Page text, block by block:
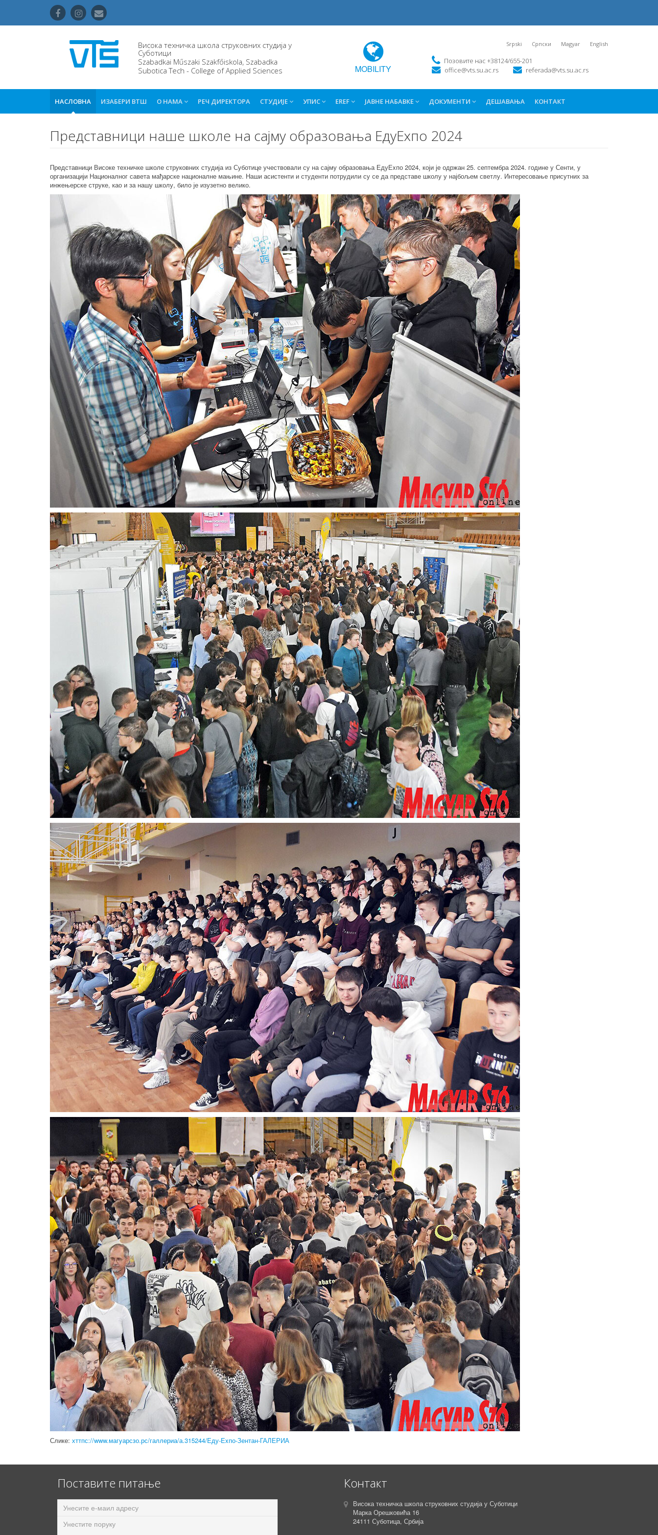
Висока техничка школа струковних студија у
Суботици
Szabadkai Műszaki Szakfőiskola, Szabadka
Subotica Tech - College of Applied Sciences
MOBILITY
Srpski Српски Magyar English
Позовите нас +38124/655-201
office@vts.su.ac.rs
referada@vts.su.ac.rs
НАСЛОВНА ИЗАБЕРИ ВТШ О НАМА РЕЧ ДИРЕКТОРА СТУДИЈЕ УПИС EREF ЈАВНЕ НАБАВКЕ ДОКУМЕНТИ ДЕШАВАЊА КОНТАКТ
Представници наше школе на сајму образовања ЕдуЕxпо 2024
Представници Високе техничке школе струковних студија из Суботице учествовали су на сајму образовања ЕдуЕxпо 2024, који је одржан 25. септембра 2024. године у Сенти, у
организацији Националног савета мађарске националне мањине. Наши асистенти и студенти потрудили су се да представе школу у најбољем светлу. Интересовање присутних за
инжењерске струке, као и за нашу школу, било је изузетно велико.
Слике: хттпс://www.магyарсзо.рс/галлериа/а.315244/Еду-Еxпо-Зентан-ГАЛЕРИА
Поставите питање Контакт
Висока техничка школа струковних студија у Суботици
Марка Орешковића 16
24111 Суботица, Србија